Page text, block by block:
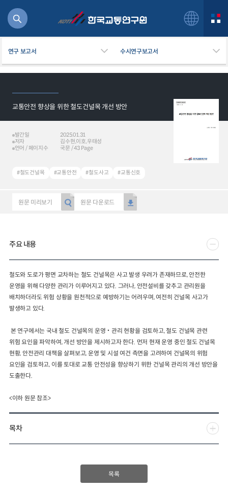
연구 보고서 수시연구보고서
교통안전 향상을 위한 철도건널목 개선 방안
발간일
2025.01.31
저자
김수현,이호,우태성
언어 / 페이지수
국문 / 43 Page
#철도건널목 #교통안전 #철도사고 #교통신호
원문 미리보기 원문 다운로드
주요 내용
철도와 도로가 평면 교차하는 철도 건널목은 사고 발생 우려가 존재하므로, 안전한
운영을 위해 다양한 관리가 이루어지고 있다. 그러나, 안전설비를 갖추고 관리원을
배치하더라도 위험 상황을 원천적으로 예방하기는 어려우며, 여전히 건널목 사고가
발생하고 있다.
본 연구에서는 국내 철도 건널목의 운영‧관리 현황을 검토하고, 철도 건널목 관련
위험 요인을 파악하여, 개선 방안을 제시하고자 한다. 먼저 현재 운영 중인 철도 건널목
현황, 안전관리 대책을 살펴보고, 운영 및 시설 여건 측면을 고려하여 건널목의 위험
요인을 검토하고, 이를 토대로 교통 안전성을 향상하기 위한 건널목 관리의 개선 방안을
도출한다.
<이하 원문 참조>
목차
목록
2024년 국가교통조사 및 분석
요약보고서
전국여객OD 여객통행량
통행발생모형
수단분담모형
여객OD현행화
권역별통행지표
사회경제지표
교통수요예측
2024 생활물류 서비스 보
소화물배송대행
2025.09.30